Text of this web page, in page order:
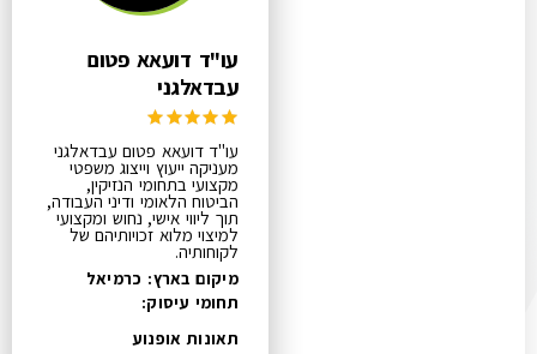
עו"ד דועאא פטום
עבדאלגני
עו"ד דועאא פטום עבדאלגני
מעניקה ייעוץ וייצוג משפטי
מקצועי בתחומי הנזיקין,
הביטוח הלאומי ודיני העבודה,
תוך ליווי אישי, נחוש ומקצועי
למיצוי מלוא זכויותיהם של
לקוחותיה.
מיקום בארץ: כרמיאל
תחומי עיסוק:
תאונות אופנוע